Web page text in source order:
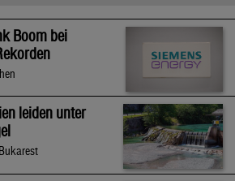
Boom bei
leiden unter